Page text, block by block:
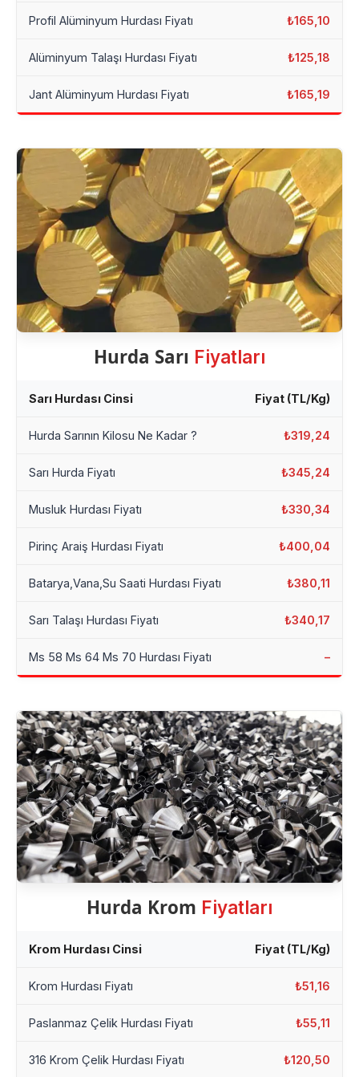
Profil Alüminyum Hurdası Fiyatı ₺165,10
Alüminyum Talaşı Hurdası Fiyatı ₺125,18
Jant Alüminyum Hurdası Fiyatı ₺165,19
Hurda Sarı Fiyatları
Sarı Hurdası Cinsi Fiyat (TL/Kg)
Hurda Sarının Kilosu Ne Kadar ? ₺319,24
Sarı Hurda Fiyatı ₺345,24
Musluk Hurdası Fiyatı ₺330,34
Pirinç Araiş Hurdası Fiyatı ₺400,04
Batarya,Vana,Su Saati Hurdası Fiyatı ₺380,11
Sarı Talaşı Hurdası Fiyatı ₺340,17
Ms 58 Ms 64 Ms 70 Hurdası Fiyatı –
Hurda Krom Fiyatları
Krom Hurdası Cinsi Fiyat (TL/Kg)
Krom Hurdası Fiyatı ₺51,16
Paslanmaz Çelik Hurdası Fiyatı ₺55,11
316 Krom Çelik Hurdası Fiyatı ₺120,50